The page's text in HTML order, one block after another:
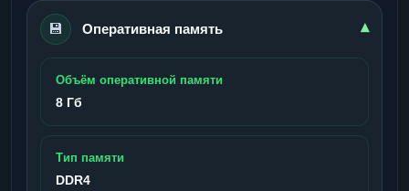
💾 Оперативная память ▾
Объём оперативной памяти
8 Гб
Тип памяти
DDR4